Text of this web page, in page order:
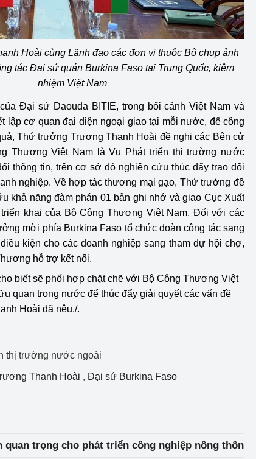
Hoài cùng Lãnh đạo các đơn vị thuộc Bộ chụp ảnh
tác Đại sứ quán Burkina Faso tại Trung Quốc, kiêm
nhiệm Việt Nam
Đại sứ Daouda BITIE, trong bối cảnh Việt Nam và
lập cơ quan đại diện ngoại giao tại mỗi nước, để công
Thứ trưởng Trương Thanh Hoài đề nghị các Bên cử
Thương Việt Nam là Vụ Phát triển thị trường nước
thông tin, trên cơ sở đó nghiên cứu thúc đẩy trao đổi
nghiệp. Về hợp tác thương mại gạo, Thứ trưởng đề
khả năng đàm phán 01 bản ghi nhớ và giao Cục Xuất
khai của Bộ Công Thương Việt Nam. Đối với các
mời phía Burkina Faso tổ chức đoàn công tác sang
kiện cho các doanh nghiệp sang tham dự hội chợ,
hỗ trợ kết nối.
biết sẽ phối hợp chặt chẽ với Bộ Công Thương Việt
quan trong nước để thúc đẩy giải quyết các vấn đề
Hoài đã nêu./.
thị trường nước ngoài
Thanh Hoài , Đại sứ Burkina Faso
quan trọng cho phát triển công nghiệp nông thôn